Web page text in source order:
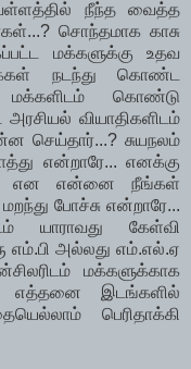
நீந்த வைத்த
சொந்தமாக காசு
மக்களுக்கு உதவ
நடந்து கொண்ட
கொண்டு
வியாதிகளிடம்
செய்தார்...? சுயநலம்
என்றாரே... எனக்கு
என என்னை நீங்கள்
போச்சு என்றாரே...
யாராவது கேள்வி
எம்.பி அல்லது எம்.எல்.ஏ
மக்களுக்காக
எத்தனை இடங்களில்
பெரிதாக்கி